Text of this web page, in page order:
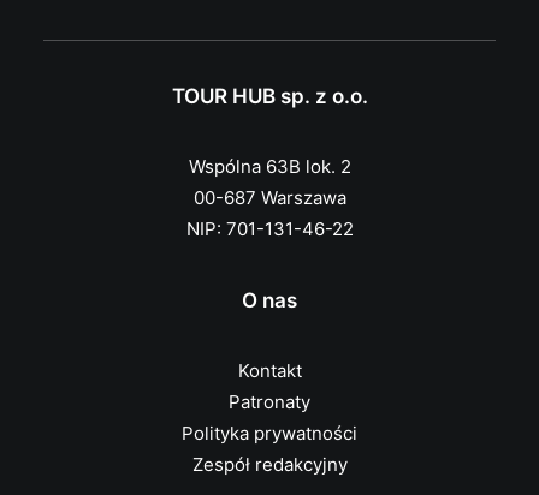
TOUR HUB sp. z o.o.
Wspólna 63B lok. 2
00-687 Warszawa
NIP: 701-131-46-22
O nas
Kontakt
Patronaty
Polityka prywatności
Zespół redakcyjny